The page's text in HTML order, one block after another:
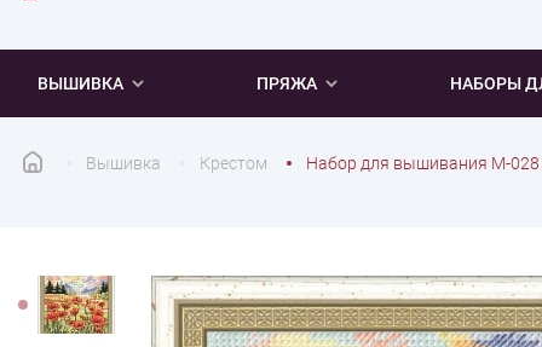
ВЫШИВКА ПРЯЖА НАБОРЫ
Вышивка Крестом Набор для вышивания М-028